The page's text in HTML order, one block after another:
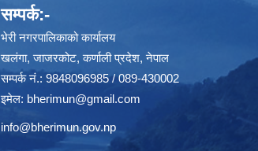
सम्पर्क:-
भेरी नगरपालिकाको कार्यालय
खलंगा, जाजरकोट, कर्णाली प्रदेश, नेपाल
सम्पर्क नं.: 9848096985 / 089-430002
इमेल: bherimun@gmail.com
info@bherimun.gov.np